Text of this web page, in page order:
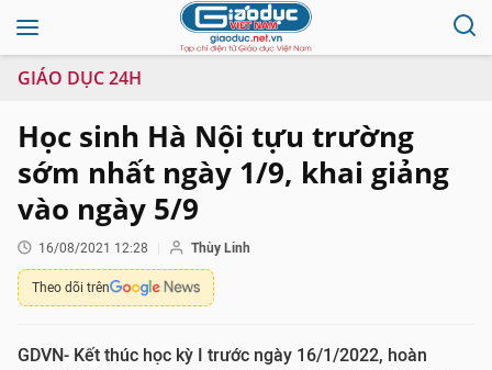
GIÁO DỤC 24H
Học sinh Hà Nội tựu trường
sớm nhất ngày 1/9, khai giảng
vào ngày 5/9
16/08/2021 12:28 Thùy Linh
Theo dõi trên
GDVN- Kết thúc học kỳ I trước ngày 16/1/2022, hoàn